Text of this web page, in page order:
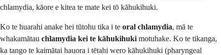
chlamydia, kāore e kitea te mate kei tō kāhukihuki.
Ko te huarahi anake hei tūtohu tika i te oral chlamydia, mā te
whakamātau chlamydia kei te kāhukihuki motuhake. Ko te tikanga,
ka tango te kaimātai hauora i tētahi wero kāhukihuki (pharyngeal